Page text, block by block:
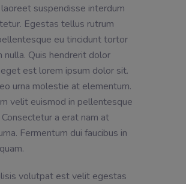
suspendisse interdum
Egestas tellus rutrum
eu tincidunt tortor
nulla. Quis hendrerit dolor
est lorem ipsum dolor sit.
urna molestie at elementum.
velit euismod in pellentesque
Consectetur a erat nam at
Fermentum dui faucibus in
volutpat est velit egestas